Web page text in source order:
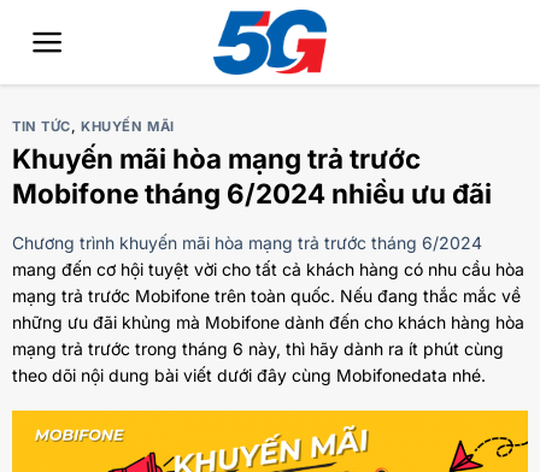
TIN TỨC,KHUYẾN MÃI
Khuyến mãi hòa mạng trả trước
Mobifone tháng 6/2024 nhiều ưu đãi
Chương trình khuyến mãi hòa mạng trả trước tháng 6/2024
mang đến cơ hội tuyệt vời cho tất cả khách hàng có nhu cầu hòa
mạng trả trước Mobifone trên toàn quốc. Nếu đang thắc mắc về
những ưu đãi khủng mà Mobifone dành đến cho khách hàng hòa
mạng trả trước trong tháng 6 này, thì hãy dành ra ít phút cùng
theo dõi nội dung bài viết dưới đây cùng Mobifonedata nhé.